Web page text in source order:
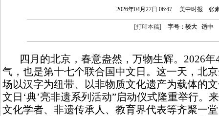
2026年04月27日 06:47 美中时报 张
[打印本稿] 字号： 较大 适中
四月的北京，春意盎然，万物生辉。2026年
气，也是第十七个联合国中文日。这一天，北
场以汉字为纽带、以非物质文化遗产为载体的
文日‘典’亮非遗系列活动”启动仪式隆重举行。
文化学者、非遗传承人、教育界代表等齐聚一